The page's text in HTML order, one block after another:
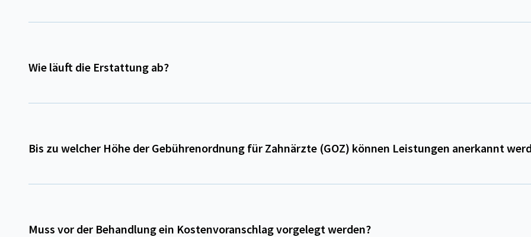
Wie läuft die Erstattung ab?
Bis zu welcher Höhe der Gebührenordnung für Zahnärzte (GOZ) können Leistungen anerkannt
Muss vor der Behandlung ein Kostenvoranschlag vorgelegt werden?